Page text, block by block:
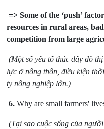
=> Some of the ‘push’
resources in rural areas,
competition from large
(Một số yếu tố thúc đẩy đô
lực ở nông thôn, điều kiện
ty nông nghiệp lớn.)
6. Why are small farmers'
(Tại sao cuộc sống của